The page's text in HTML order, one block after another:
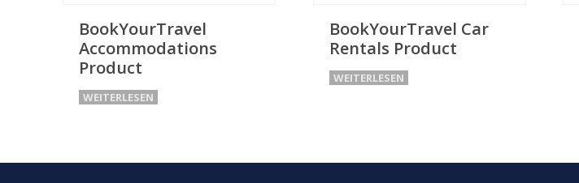
BookYourTravel
Accommodations
Product
WEITERLESEN
BookYourTravel Car
Rentals Product
WEITERLESEN